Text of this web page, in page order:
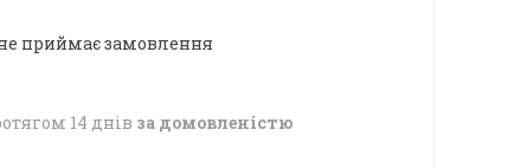
приймає замовлення
14 днів за домовленістю